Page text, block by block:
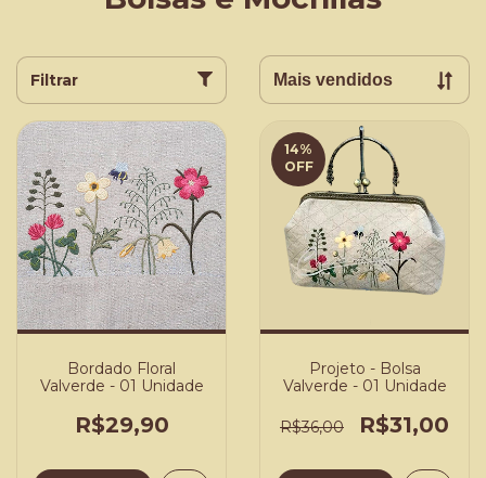
Filtrar
Bordado Floral
Valverde - 01 Unidade
R$29,90
14%
OFF
Projeto - Bolsa
Valverde - 01 Unidade
R$36,00 R$31,00